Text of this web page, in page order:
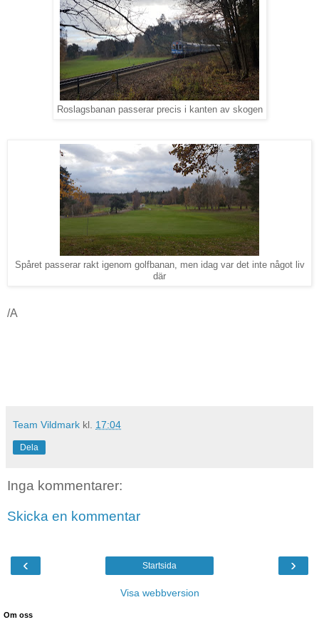
Roslagsbanan passerar precis i kanten av skogen
Spåret passerar rakt igenom golfbanan, men idag var det inte något liv
där
/A
Team Vildmark kl. 17:04
Dela
Inga kommentarer:
Skicka en kommentar
‹ ›
Startsida
Visa webbversion
Om oss